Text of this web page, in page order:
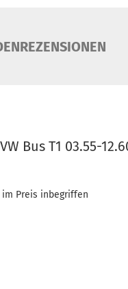
Bus T1 03.55-
Preis inbegriffen